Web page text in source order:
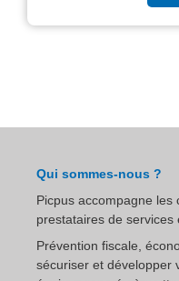
Qui sommes-nous ?
Picpus accompagne les
prestataires de services
Prévention fiscale,
sécuriser et développer